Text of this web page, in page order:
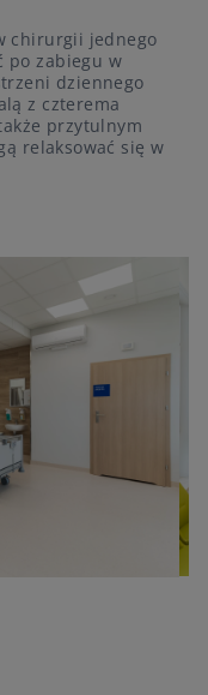
chirurgii jednego
po zabiegu w
dziennego
z czterema
przytulnym
relaksować się w